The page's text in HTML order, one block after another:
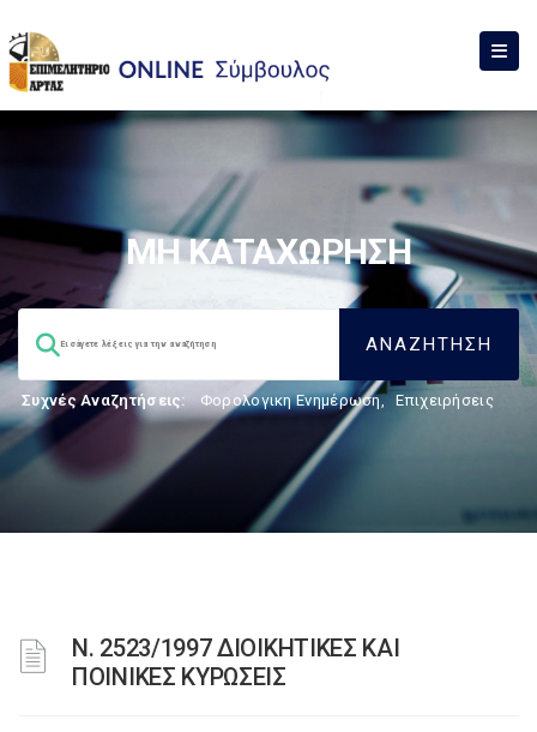
ΜΗ ΚΑΤΑΧΩΡΗΣΗ
Συχνές Αναζητήσεις: Φορολογικη Ενημέρωση, Επιχειρήσεις
Ν. 2523/1997 ΔΙΟΙΚΗΤΙΚΕΣ ΚΑΙ
ΠΟΙΝΙΚΕΣ ΚΥΡΩΣΕΙΣ